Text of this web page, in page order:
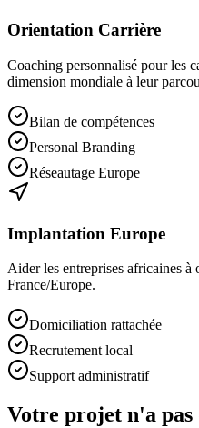
Orientation Carrière
Coaching personnalisé pour les
dimension mondiale à leur
Bilan de compétences
Personal Branding
Réseautage Europe
Implantation Europe
Aider les entreprises africaines
France/Europe.
Domiciliation rattachée
Recrutement local
Support administratif
Votre projet n'a pas